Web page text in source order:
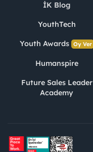
İK Blog
YouthTech
Youth Awards Oy Ver
Humanspire
Future Sales Leader
Academy